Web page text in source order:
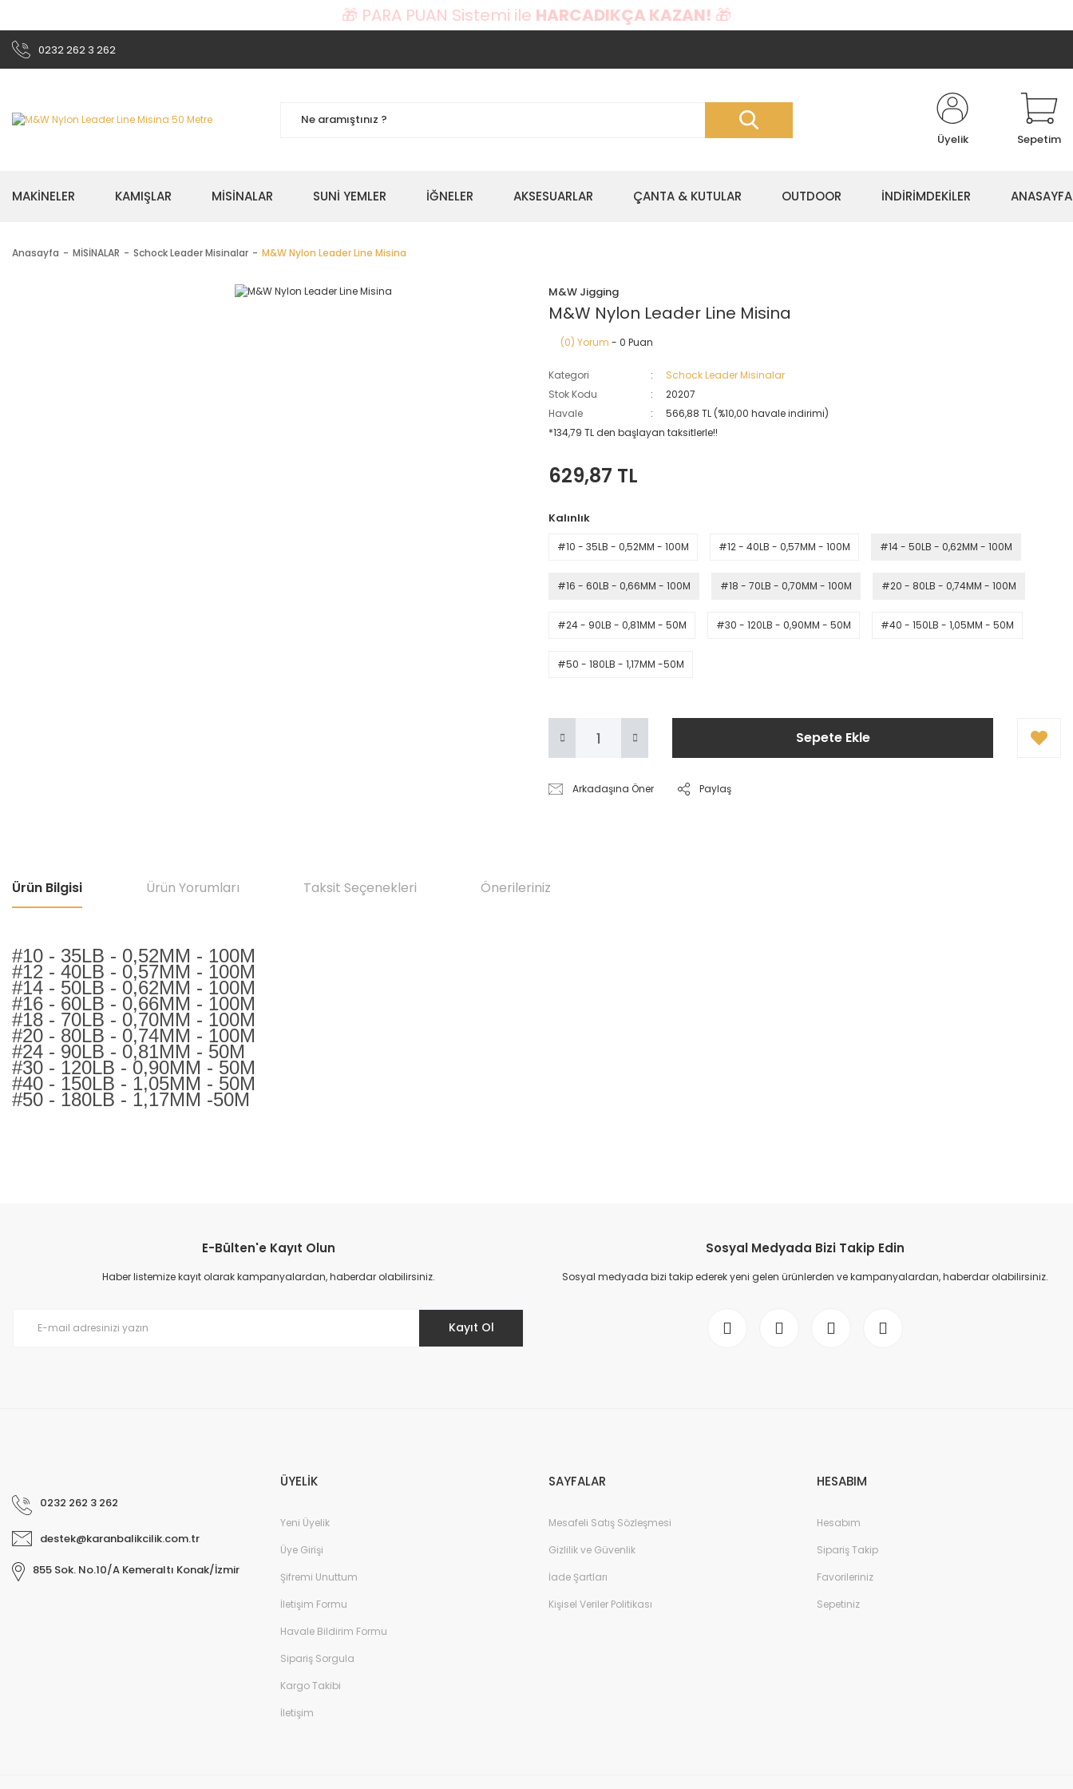
🎁 PARA PUAN Sistemi ile HARCADIKÇA KAZAN! 🎁
0232 262 3 262
Üyelik Sepetim
MAKİNELER KAMIŞLAR MİSİNALAR SUNİ YEMLER İĞNELER AKSESUARLAR ÇANTA & KUTULAR OUTDOOR İNDİRİMDEKİLER ANASAYFA
Anasayfa MİSİNALAR Schock Leader Misinalar M&W Nylon Leader Line Misina
M&W Jigging
M&W Nylon Leader Line Misina
(0) Yorum - 0 Puan
Kategori
Schock Leader Misinalar
Stok Kodu
20207
Havale
566,88 TL (%10,00 havale indirimi)
*134,79 TL den başlayan taksitlerle!!
629,87 TL
Kalınlık
#10 - 35LB - 0,52MM - 100M #12 - 40LB - 0,57MM - 100M #14 - 50LB - 0,62MM - 100M
#16 - 60LB - 0,66MM - 100M #18 - 70LB - 0,70MM - 100M #20 - 80LB - 0,74MM - 100M
#24 - 90LB - 0,81MM - 50M #30 - 120LB - 0,90MM - 50M #40 - 150LB - 1,05MM - 50M
#50 - 180LB - 1,17MM -50M
Sepete Ekle
Arkadaşına Öner Paylaş
Ürün Bilgisi Ürün Yorumları Taksit Seçenekleri Önerileriniz
#10 - 35LB - 0,52MM - 100M
#12 - 40LB - 0,57MM - 100M
#14 - 50LB - 0,62MM - 100M
#16 - 60LB - 0,66MM - 100M
#18 - 70LB - 0,70MM - 100M
#20 - 80LB - 0,74MM - 100M
#24 - 90LB - 0,81MM - 50M
#30 - 120LB - 0,90MM - 50M
#40 - 150LB - 1,05MM - 50M
#50 - 180LB - 1,17MM -50M
Ürün resmi kalitesiz, bozuk veya görüntülenemiyor.
Ürün açıklamasında eksik bilgiler bulunuyor.
E-Bülten'e Kayıt Olun
Haber listemize kayıt olarak kampanyalardan, haberdar olabilirsiniz.
Kayıt Ol
Sosyal Medyada Bizi Takip Edin
Sosyal medyada bizi takip ederek yeni gelen ürünlerden ve kampanyalardan, haberdar olabilirsiniz.
0232 262 3 262
destek@karanbalikcilik.com.tr
855 Sok. No.10/A Kemeraltı Konak/İzmir
ÜYELİK
Yeni Üyelik
Üye Girişi
Şifremi Unuttum
İletişim Formu
Havale Bildirim Formu
Sipariş Sorgula
Kargo Takibi
İletişim
SAYFALAR
Mesafeli Satış Sözleşmesi
Gizlilik ve Güvenlik
İade Şartları
Kişisel Veriler Politikası
HESABIM
Hesabım
Sipariş Takip
Favorileriniz
Sepetiniz